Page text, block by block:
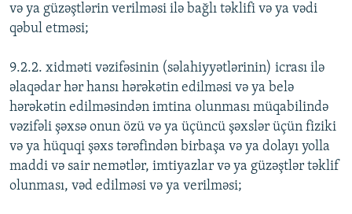
və ya güzəştlərin verilməsi ilə bağlı təklifi və ya vədi
qəbul etməsi;
9.2.2. xidməti vəzifəsinin (səlahiyyətlərinin) icrası ilə
əlaqədar hər hansı hərəkətin edilməsi və ya belə
hərəkətin edilməsindən imtina olunması müqabilində
vəzifəli şəxsə onun özü və ya üçüncü şəxslər üçün fiziki
və ya hüquqi şəxs tərəfindən birbaşa və ya dolayı yolla
maddi və sair nemətlər, imtiyazlar və ya güzəştlər təklif
olunması, vəd edilməsi və ya verilməsi;